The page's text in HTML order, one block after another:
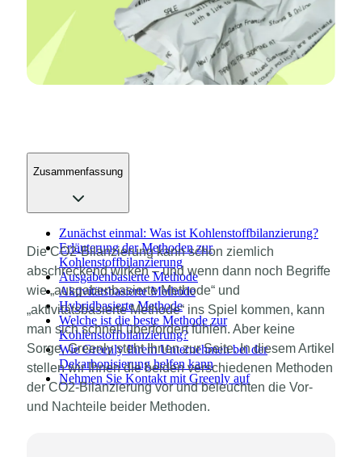
Zusammenfassung
Zunächst einmal: Was ist Kohlenstoffbilanzierung?
Erläuterung der Methoden zur
Kohlenstoffbilanzierung
Ausgabenbasierte Methode
Aktivitätsbasierte Methode
Hybridbasierte Methode
Welche ist die beste Methode zur
Kohlenstoffbilanzierung?
Wie Greenly Ihrem Unternehmen bei der
Dekarbonisierung helfen kann
Nehmen Sie Kontakt mit Greenly auf
Die CO2-Bilanzierung kann schon ziemlich
abschreckend wirken – und wenn dann noch Begriffe
wie „ausgabenbasierte Methode“ und
„aktivitätsbasierte Methode“ ins Spiel kommen, kann
man sich schnell überfordert fühlen. Aber keine
Sorge, Greenly steht Ihnen zur Seite. In diesem Artikel
stellen wir Ihnen die beiden verschiedenen Methoden
der CO2-Bilanzierung vor und beleuchten die Vor-
und Nachteile beider Methoden.